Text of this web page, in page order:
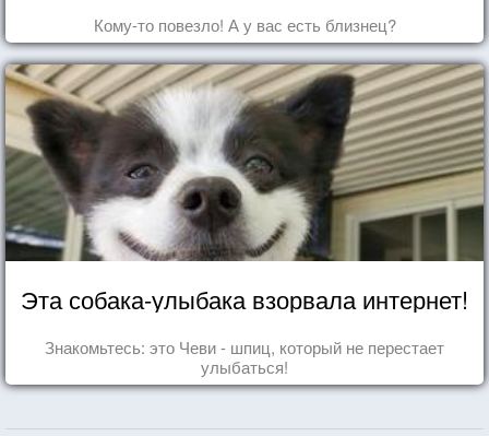
Кому-то повезло! А у вас есть близнец?
Эта собака-улыбака взорвала интернет!
Знакомьтесь: это Чеви - шпиц, который не перестает
улыбаться!